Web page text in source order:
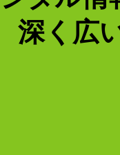
深く広